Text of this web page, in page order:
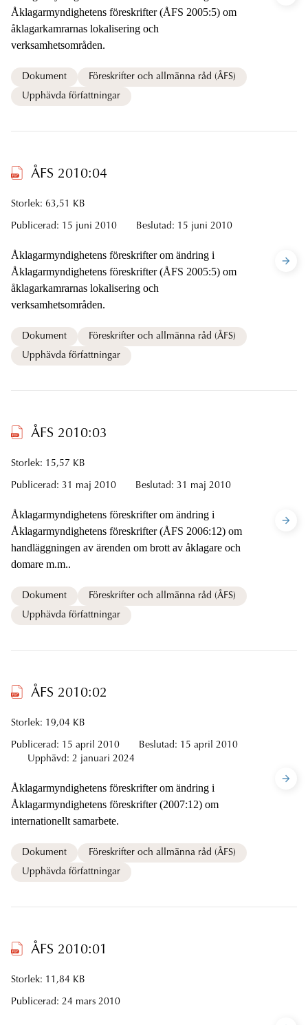
Åklagarmyndighetens föreskrifter (ÅFS 2005:5) om
åklagarkamrarnas lokalisering och
verksamhetsområden.
Dokument
Föreskrifter och allmänna råd (ÅFS)
Upphävda författningar
ÅFS 2010:04
Storlek: 63,51 KB
Publicerad: 15 juni 2010 Beslutad: 15 juni 2010
Åklagarmyndighetens föreskrifter om ändring i
Åklagarmyndighetens föreskrifter (ÅFS 2005:5) om
åklagarkamrarnas lokalisering och
verksamhetsområden.
Dokument
Föreskrifter och allmänna råd (ÅFS)
Upphävda författningar
ÅFS 2010:03
Storlek: 15,57 KB
Publicerad: 31 maj 2010 Beslutad: 31 maj 2010
Åklagarmyndighetens föreskrifter om ändring i
Åklagarmyndighetens föreskrifter (ÅFS 2006:12) om
handläggningen av ärenden om brott av åklagare och
domare m.m..
Dokument
Föreskrifter och allmänna råd (ÅFS)
Upphävda författningar
ÅFS 2010:02
Storlek: 19,04 KB
Publicerad: 15 april 2010 Beslutad: 15 april 2010
Upphävd: 2 januari 2024
Åklagarmyndighetens föreskrifter om ändring i
Åklagarmyndighetens föreskrifter (2007:12) om
internationellt samarbete.
Dokument
Föreskrifter och allmänna råd (ÅFS)
Upphävda författningar
ÅFS 2010:01
Storlek: 11,84 KB
Publicerad: 24 mars 2010